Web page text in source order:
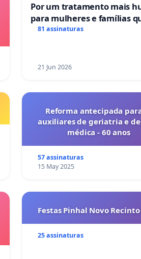
Por um tratamento mais
para mulheres e famílias
sofrem uma perda
81 assinaturas
21 Jun 2026
Reforma antecipada
auxiliares de geriatria e de
médica - 60 anos
57 assinaturas
15 May 2025
Festas Pinhal Novo Recinto
25 assinaturas